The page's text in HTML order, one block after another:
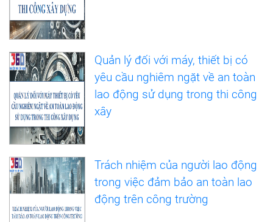
Quản lý đối với máy, thiết bị có
yêu cầu nghiêm ngặt về an toàn
lao động sử dụng trong thi công
xây
Trách nhiệm của người lao động
trong việc đảm bảo an toàn lao
động trên công trường